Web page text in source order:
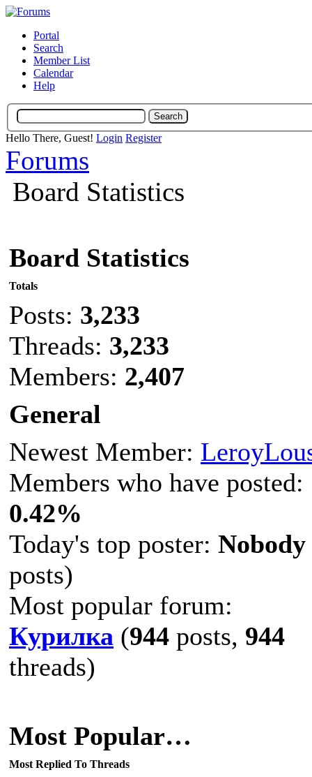
Portal
Search
Member List
Calendar
Help
Hello There, Guest! Login Register
Forums
Board Statistics
Board Statistics
Totals
Posts: 3,233
Threads: 3,233
Members: 2,407
General
Newest Member:
Members who have posted:
0.42%
Today's top poster: Nobody
posts)
Most popular forum:
Курилка (944 posts, 944
threads)
Most Popular…
Most Replied To Threads